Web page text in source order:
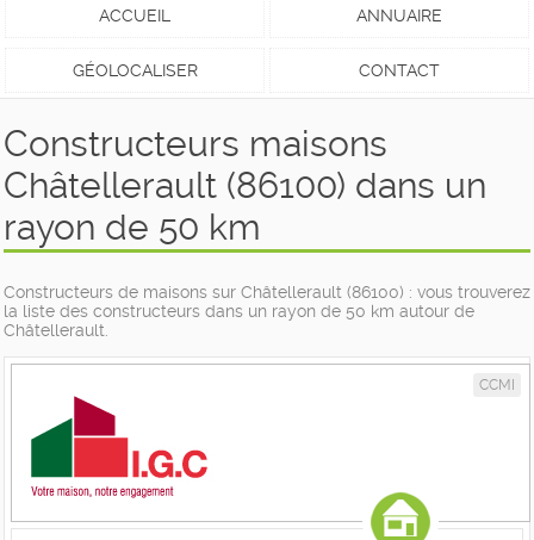
ACCUEIL ANNUAIRE
GÉOLOCALISER CONTACT
Constructeurs maisons
Châtellerault (86100) dans un
rayon de 50 km
Constructeurs de maisons sur Châtellerault (86100) : vous trouverez
la liste des constructeurs dans un rayon de 50 km autour de
Châtellerault.
CCMI